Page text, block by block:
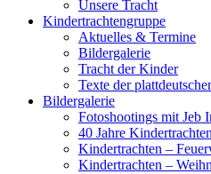
Unsere Tracht
Kindertrachtengruppe
Aktuelles & Termine
Bildergalerie
Tracht der Kinder
Texte der
Bildergalerie
Fotoshootings mit Jeb
40 Jahre
Kindertrachten –
Kindertrachten –